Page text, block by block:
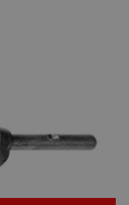
1 lună
Acest cookie